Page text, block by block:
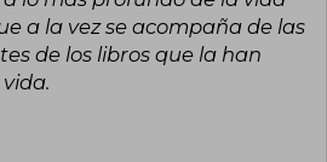
She has won the National Poetry
by the Colombian Institute of
in 1994; in 2011, the Casa de
Prize of Madrid; in 2012, in
Mexico, the Víctor Sandoval
the José Lezama Lima Award
a la vez se acompaña de las
de los libros que la han